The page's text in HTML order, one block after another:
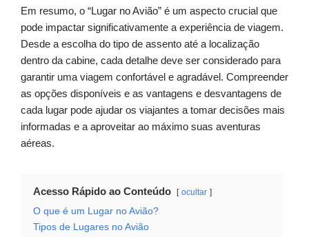
Em resumo, o “Lugar no Avião” é um aspecto crucial que
pode impactar significativamente a experiência de viagem.
Desde a escolha do tipo de assento até a localização
dentro da cabine, cada detalhe deve ser considerado para
garantir uma viagem confortável e agradável. Compreender
as opções disponíveis e as vantagens e desvantagens de
cada lugar pode ajudar os viajantes a tomar decisões mais
informadas e a aproveitar ao máximo suas aventuras
aéreas.
Acesso Rápido ao Conteúdo ocultar
O que é um Lugar no Avião?
Tipos de Lugares no Avião